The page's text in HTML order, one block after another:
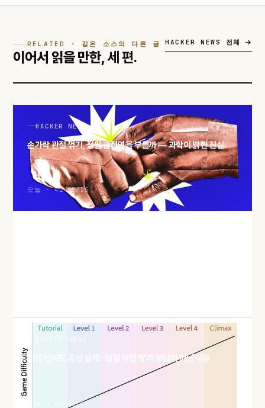
RELATED · 같은 소스의 다른 글
이어서 읽을 만한,세 편.
HACKER NEWS 전체
HACKER NEWS
손가락 관절 꺾기, 정말 관절염을 부를까 — 과학이 밝힌 진실
오늘 · 42 READS
게임 난이도 곡선 설계: '점점 어렵게'가 정답이 아닌 이유
오늘 · 42 READS